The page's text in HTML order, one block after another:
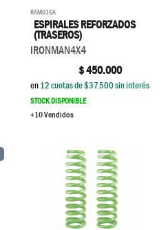
RAM016A
ESPIRALES REFORZADOS
(TRASEROS)
IRONMAN4X4
$450.000
en12cuotas de $37.500sin interés
STOCK DISPONIBLE
+10 Vendidos